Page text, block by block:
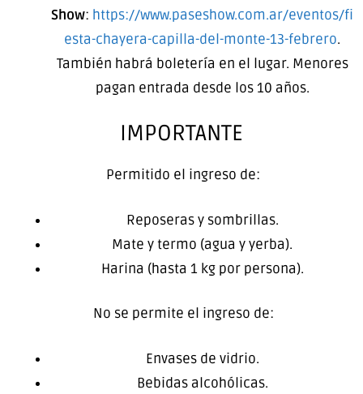
Show: https://www.paseshow.com.ar/eventos/fi
esta-chayera-capilla-del-monte-13-febrero.
También habrá boletería en el lugar. Menores
pagan entrada desde los 10 años.
IMPORTANTE
Permitido el ingreso de:
Reposeras y sombrillas.
Mate y termo (agua y yerba).
Harina (hasta 1 kg por persona).
No se permite el ingreso de:
Envases de vidrio.
Bebidas alcohólicas.